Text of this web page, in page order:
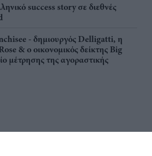
success story σε διεθνές
- δημιουργός Delligatti, η
& ο οικονομικός δείκτης Big
μέτρησης της αγοραστικής